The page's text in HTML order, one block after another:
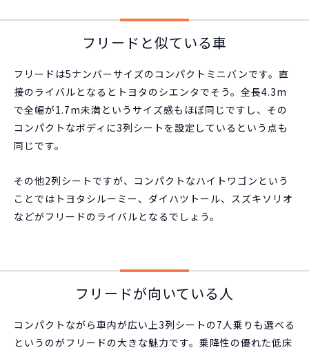
フリードと似ている車
フリードは5ナンバーサイズのコンパクトミニバンです。直
接のライバルとなるとトヨタのシエンタでそう。全長4.3m
で全幅が1.7m未満というサイズ感もほぼ同じですし、その
コンパクトなボディに3列シートを設定しているという点も
同じです。
その他2列シートですが、コンパクトなハイトワゴンという
ことではトヨタシルーミー、ダイハツトール、スズキソリオ
などがフリードのライバルとなるでしょう。
フリードが向いている人
コンパクトながら車内が広い上3列シートの7人乗りも選べる
というのがフリードの大きな魅力です。乗降性の優れた低床